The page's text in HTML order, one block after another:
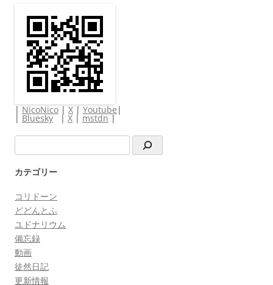
| NicoNico | X | Youtube |
Bluesky| X| mstdn|
索
カテゴリー
コリドーン
どどんとふ
ユドナリウム
備忘録
動画
徒然日記
更新情報